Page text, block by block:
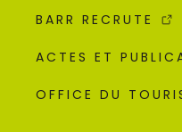
BARR RECRUTE
ACTES ET
OFFICE DU